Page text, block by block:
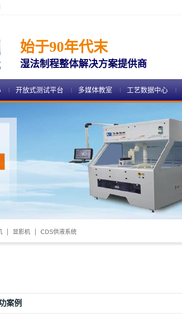
始于90年代末
湿法制程整体解决方案提供商
开放式测试平台 多媒体教室 工艺数据中心
显影机 CDS供液系统
案例